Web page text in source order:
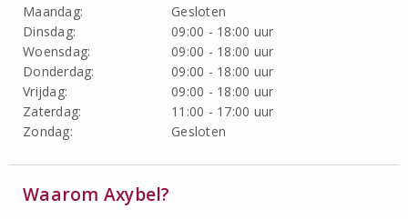
Maandag:
Gesloten
Dinsdag:
09:00 - 18:00 uur
Woensdag:
09:00 - 18:00 uur
Donderdag:
09:00 - 18:00 uur
Vrijdag:
09:00 - 18:00 uur
Zaterdag:
11:00 - 17:00 uur
Zondag:
Gesloten
Waarom Axybel?